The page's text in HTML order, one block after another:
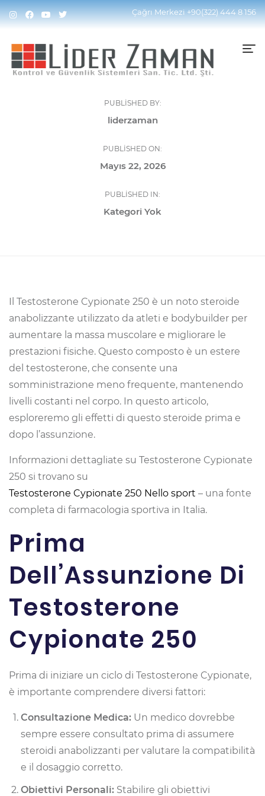
Çağrı Merkezi+90(322) 444 8 156
PUBLISHED BY:
liderzaman
PUBLISHED ON:
Mayıs 22, 2026
PUBLISHED IN:
Kategori Yok
Il Testosterone Cypionate 250 è un noto steroide
anabolizzante utilizzato da atleti e bodybuilder per
aumentare la massa muscolare e migliorare le
prestazioni fisiche. Questo composto è un estere
del testosterone, che consente una
somministrazione meno frequente, mantenendo
livelli costanti nel corpo. In questo articolo,
esploreremo gli effetti di questo steroide prima e
dopo l’assunzione.
Informazioni dettagliate su Testosterone Cypionate
250 si trovano su
Testosterone Cypionate 250 Nello sport – una fonte
completa di farmacologia sportiva in Italia.
Prima
Dell’Assunzione Di
Testosterone
Cypionate 250
Prima di iniziare un ciclo di Testosterone Cypionate,
è importante comprendere diversi fattori:
Consultazione Medica: Un medico dovrebbe
sempre essere consultato prima di assumere
steroidi anabolizzanti per valutare la compatibilità
e il dosaggio corretto.
Obiettivi Personali: Stabilire gli obiettivi